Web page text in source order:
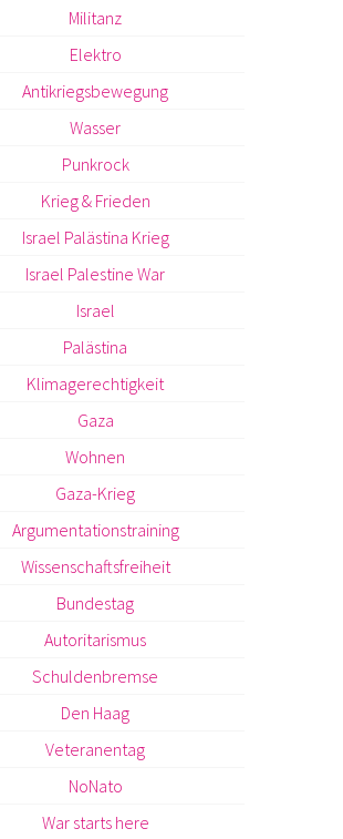
Militanz
Elektro
Antikriegsbewegung
Wasser
Punkrock
Krieg & Frieden
Israel Palästina Krieg
Israel Palestine War
Israel
Palästina
Klimagerechtigkeit
Gaza
Wohnen
Gaza-Krieg
Argumentationstraining
Wissenschaftsfreiheit
Bundestag
Autoritarismus
Schuldenbremse
Den Haag
Veteranentag
NoNato
War starts here